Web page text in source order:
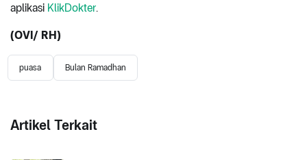
aplikasi KlikDokter.
(OVI/ RH)
puasa Bulan Ramadhan
Artikel Terkait